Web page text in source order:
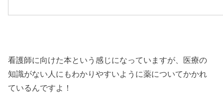
看護師に向けた本という感じになっていますが、医療の
知識がない人にもわかりやすいように薬についてかかれ
ているんですよ！